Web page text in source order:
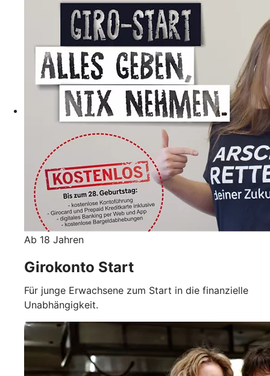
Ab 18 Jahren
Girokonto Start
Für junge Erwachsene zum Start in die finanzielle
Unabhängigkeit.